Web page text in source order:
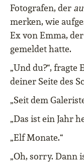
Fotografen, der
merken, wie
Ex von Emma,
gemeldet hatte.
„Und du?“, fragte
deiner Seite des
„Seit dem
„Das ist ein Jahr
„Elf Monate.“
„Oh, sorry. Dann